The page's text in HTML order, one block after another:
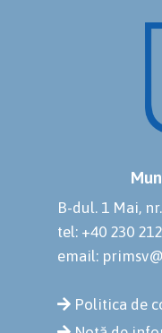
B-dul. 1 Mai,
tel: +40 230
email:
Politica de